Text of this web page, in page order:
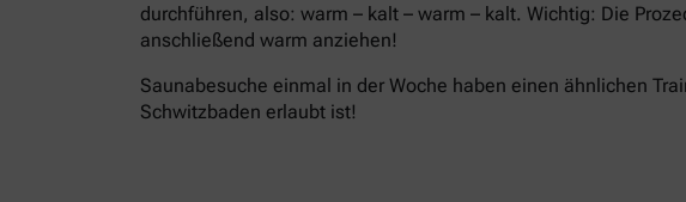
durchführen, also: warm – kalt – warm – kalt. Wichtig: Die
anschließend warm anziehen!
Saunabesuche einmal in der Woche haben einen ähnlichen
Schwitzbaden erlaubt ist!